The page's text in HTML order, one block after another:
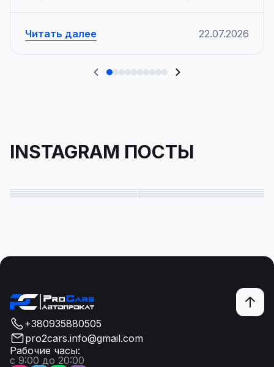
Читать далее 22.07.2026
INSTAGRAM ПОСТЫ
+380935880505
pro2cars.info@gmail.com
Рабочие часы:
с 9:00 до 20:00